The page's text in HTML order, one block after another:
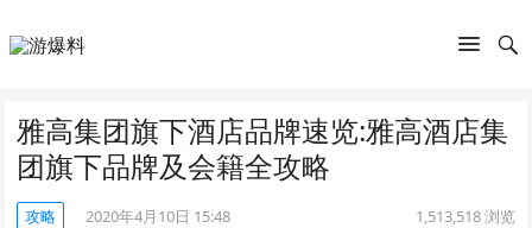
雅高集团旗下酒店品牌速览:雅高酒店集
团旗下品牌及会籍全攻略
攻略 2020年4月10日 15:48 1,513,518浏览